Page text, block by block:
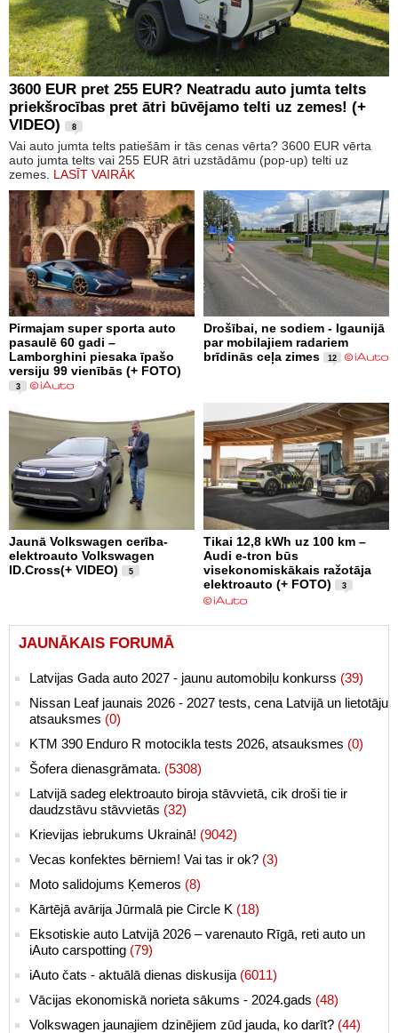
3600 EUR pret 255 EUR? Neatradu auto jumta telts
priekšrocības pret ātri būvējamo telti uz zemes! (+
VIDEO)
8
Vai auto jumta telts patiešām ir tās cenas vērta? 3600 EUR vērta
auto jumta telts vai 255 EUR ātri uzstādāmu (pop-up) telti uz
zemes. LASĪT VAIRĀK
Pirmajam super sporta auto
pasaulē 60 gadi –
Lamborghini piesaka īpašo
versiju 99 vienībās (+ FOTO)
3
Drošībai, ne sodiem - Igaunijā
par mobilajiem radariem
brīdinās ceļa zimes
12
Jaunā Volkswagen cerība-
elektroauto Volkswagen
ID.Cross(+ VIDEO)
5
Tikai 12,8 kWh uz 100 km –
Audi e-tron būs
visekonomiskākais ražotāja
elektroauto (+ FOTO)
3
JAUNĀKAIS FORUMĀ
Latvijas Gada auto 2027 - jaunu automobiļu konkurss (39)
Nissan Leaf jaunais 2026 - 2027 tests, cena Latvijā un lietotāju
atsauksmes (0)
KTM 390 Enduro R motocikla tests 2026, atsauksmes (0)
Šofera dienasgrāmata. (5308)
Latvijā sadeg elektroauto biroja stāvvietā, cik droši tie ir
daudzstāvu stāvvietās (32)
Krievijas iebrukums Ukrainā! (9042)
Vecas konfektes bērniem! Vai tas ir ok? (3)
Moto salidojums Ķemeros (8)
Kārtējā avārija Jūrmalā pie Circle K (18)
Eksotiskie auto Latvijā 2026 – varenauto Rīgā, reti auto un
iAuto carspotting (79)
iAuto čats - aktuālā dienas diskusija (6011)
Vācijas ekonomiskā norieta sākums - 2024.gads (48)
Volkswagen jaunajiem dzinējiem zūd jauda, ko darīt? (44)